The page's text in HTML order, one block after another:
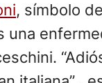
, símbolo
una